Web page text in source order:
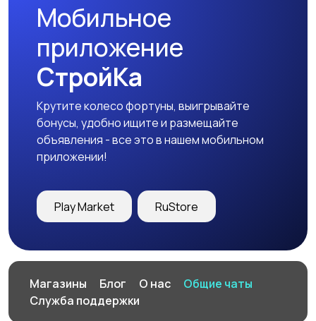
Мобильное
приложение
СтройКа
Крутите колесо фортуны, выигрывайте
бонусы, удобно ищите и размещайте
объявления - все это в нашем мобильном
приложении!
Play Market RuStore
Магазины Блог О нас
Общие чаты
Служба поддержки